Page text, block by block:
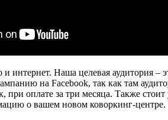
и интернет. Наша целевая аудитория
на Facebook, так как там
при оплате за три месяца. Также
о вашем новом коворкинг-центре.